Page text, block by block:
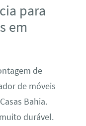
para
em
de
de móveis
Bahia.
durável.